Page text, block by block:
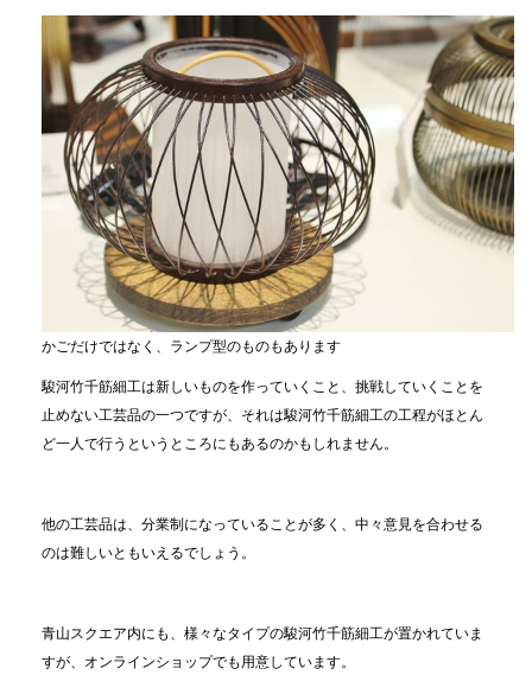
かごだけではなく、ランプ型のものもあります
駿河竹千筋細工は新しいものを作っていくこと、挑戦していくことを
止めない工芸品の一つですが、それは駿河竹千筋細工の工程がほとん
ど一人で行うというところにもあるのかもしれません。
他の工芸品は、分業制になっていることが多く、中々意見を合わせる
のは難しいともいえるでしょう。
青山スクエア内にも、様々なタイプの駿河竹千筋細工が置かれていま
すが、オンラインショップでも用意しています。